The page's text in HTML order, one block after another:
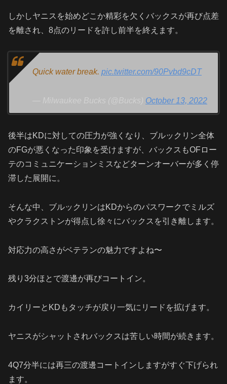
しかしヤニスを始めどこか精彩を欠くバックスが再び点差
を離され、8点のリードを許し前半を終えます。
Quick water break. pic.twitter.com/90Pvbd9cDT
— Milwaukee Bucks (@Bucks) October 13, 2022
後半はKDに対しての圧力が強くなり、ブルックリン全体
のFGが悪くなった印象を受けますが、バックスもOFロー
テのコミュニケーションミスなどターンオーバーが多く停
滞した展開に。
そんな中、ブルックリンはKDからのパスワークでミルズ
やクラクストンが得点し徐々にバックスを引き離します。
対応力の高さがベテランの魅力ですよね〜
残り3分ほとで渡邊が再びコートイン。
カイリーとKDもタッチが戻り一気にリードを拡げます。
ヤニスがシャットされバックスは苦しい時間が続きます。
4Q7分半には再三の渡邊コートインしますがすぐ下げられ
ます。